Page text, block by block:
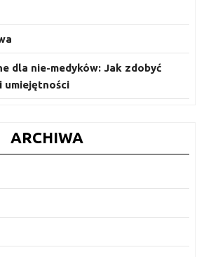
dla nie-medyków: Jak zdobyć
umiejętności
ARCHIWA